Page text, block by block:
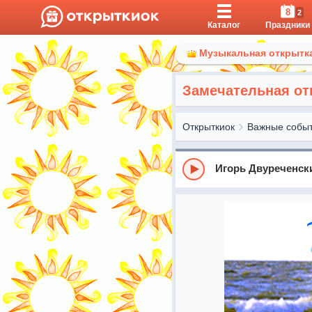
Каталог
8 2
Праздники
Музыкальная
Замечательная
Открыткиок Важные
Игорь